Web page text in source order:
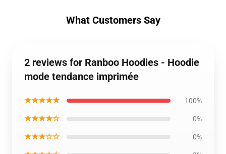
What Customers Say
2 reviews for Ranboo Hoodies - Hoodie
mode tendance imprimée
★★★★★ 100%
★★★★☆ 0%
★★★☆☆ 0%